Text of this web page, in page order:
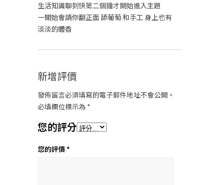
生活知識聊到快第二個鐘才開始進入主題
一關始會請你翻正面 舔葡萄 和手工 身上也有
淡淡的體香
新增評價
發佈留言必須填寫的電子郵件地址不會公開。
必填欄位標示為 *
您的評分
您的評價 *